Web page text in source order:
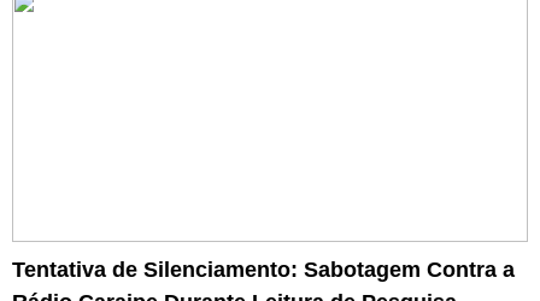
Tentativa de Silenciamento: Sabotagem Contra a